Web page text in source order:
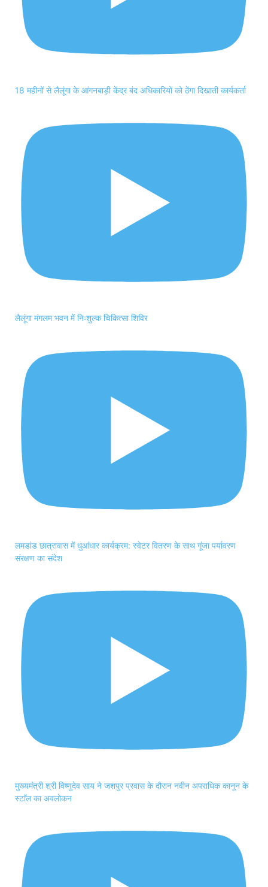
18 महीनों से लैलूंगा के आंगनबाड़ी केंद्र बंद अधिकारियों को ठेंगा दिखाती कार्यकर्ता
लैलूंगा मंगलम भवन में निःशुल्क चिकित्सा शिविर
लमडांड छात्रावास में धुआंधार कार्यक्रम: स्वेटर वितरण के साथ गूंजा पर्यावरण
संरक्षण का संदेश
मुख्यमंत्री श्री विष्णुदेव साय ने जशपुर प्रवास के दौरान नवीन अपराधिक कानून के
स्टाॅल का अवलोकन